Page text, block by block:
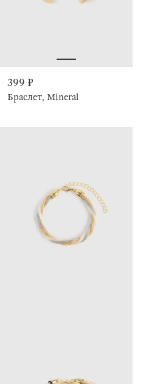
399 ₽
Браслет, Mineral